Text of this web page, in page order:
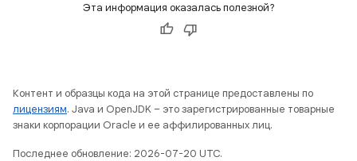
Эта информация оказалась полезной?
Контент и образцы кода на этой странице предоставлены по
лицензиям. Java и OpenJDK – это зарегистрированные товарные
знаки корпорации Oracle и ее аффилированных лиц.
Последнее обновление: 2026-07-20 UTC.